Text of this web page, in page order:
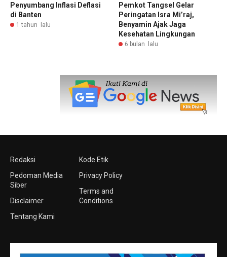
Penyumbang Inflasi Deflasi
di Banten
1 tahun lalu
Pemkot Tangsel Gelar
Peringatan Isra Mi’raj,
Benyamin Ajak Jaga
Kesehatan Lingkungan
6 bulan lalu
Redaksi
Pedoman Media
Siber
Disclaimer
Tentang Kami
Kode Etik
Privacy Policy
Terms and
Conditions